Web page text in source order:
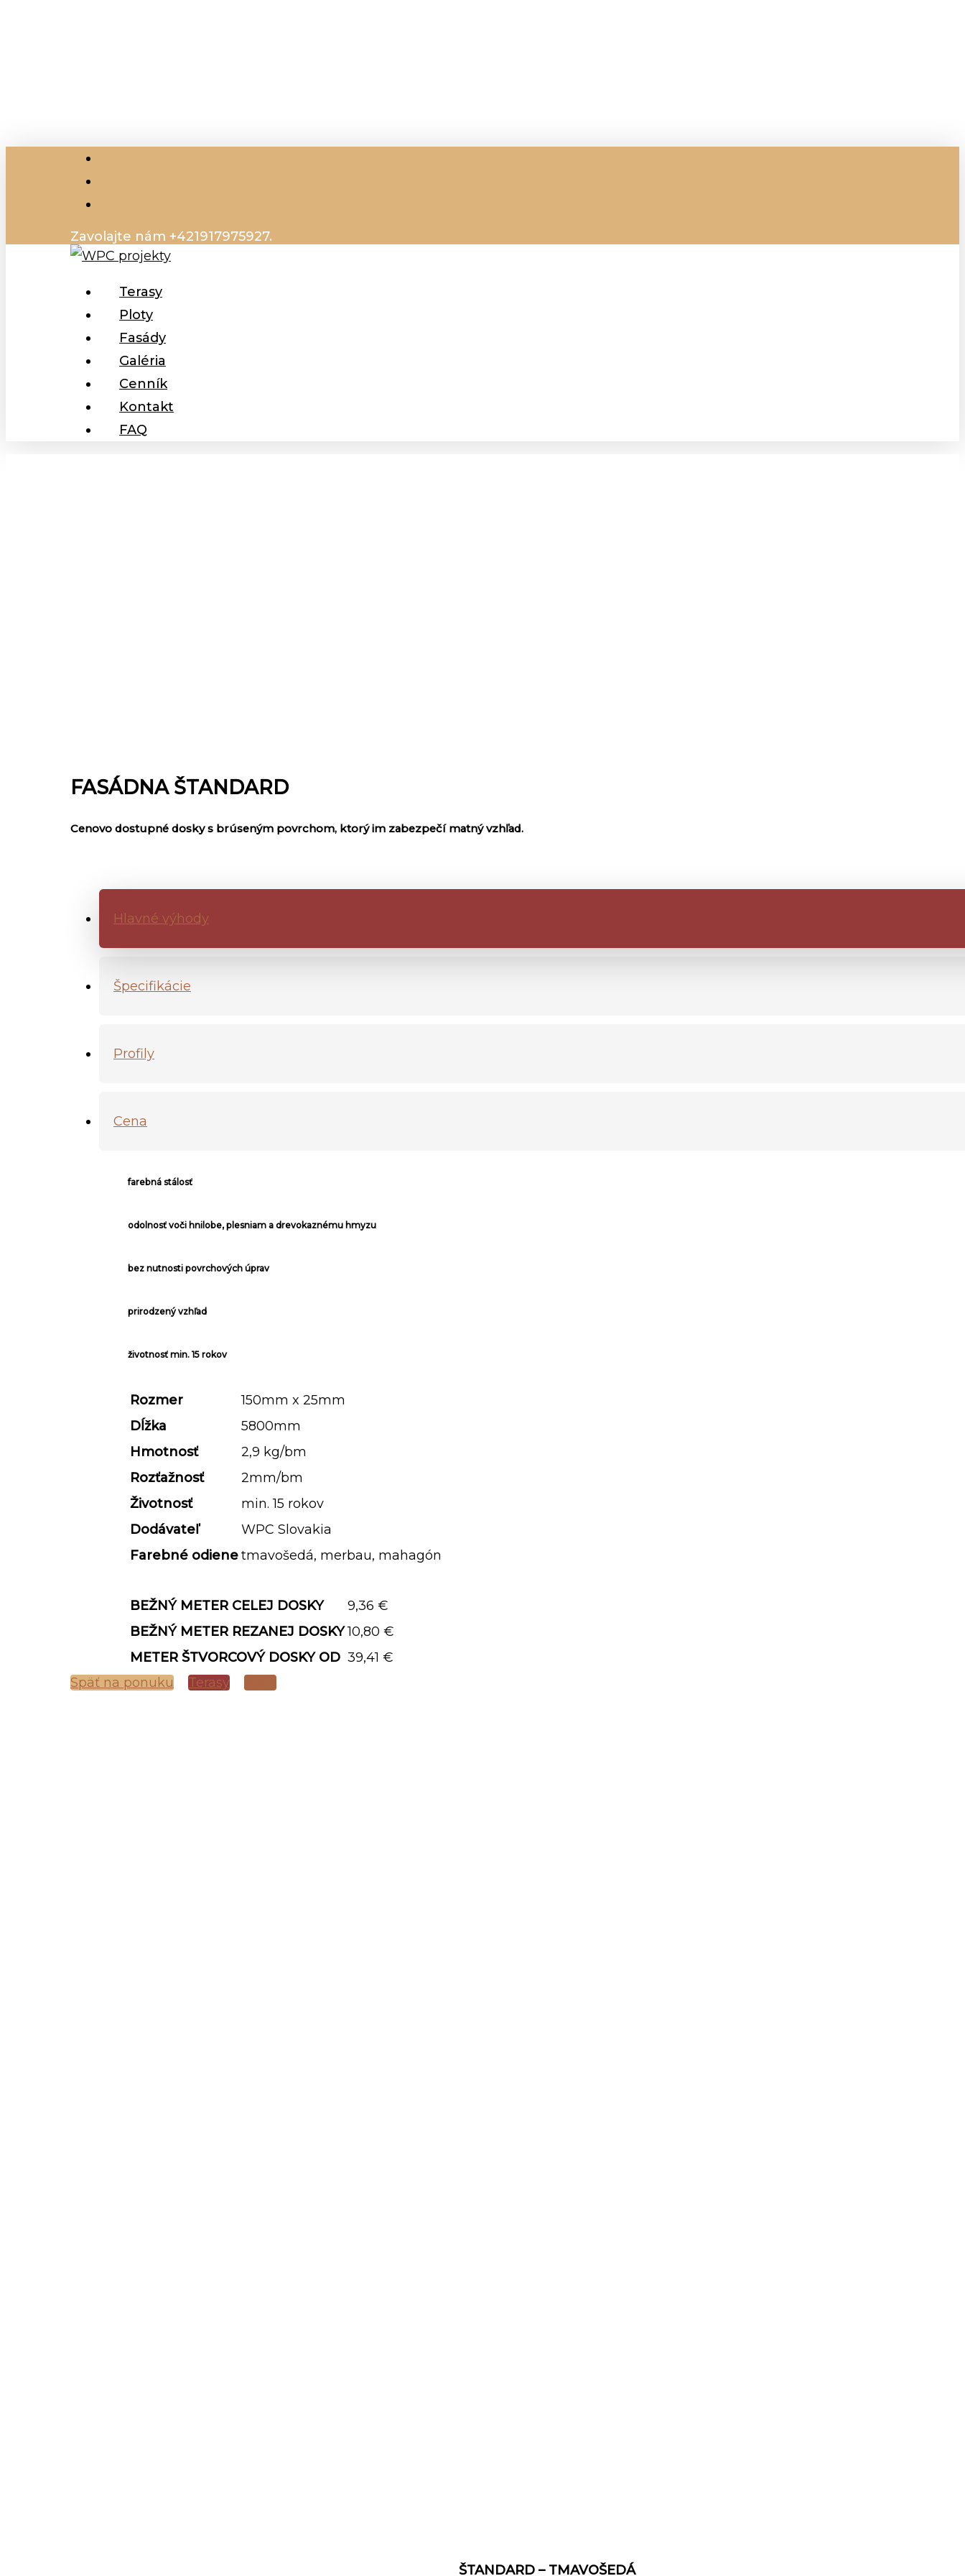
Zavolajte nám +421917975927.
Menu
Terasy
Ploty
Fasády
Galéria
Cenník
Kontakt
FAQ
FASÁDNA ŠTANDARD
Cenovo dostupné dosky s brúseným povrchom, ktorý im zabezpečí matný vzhľad.
Hlavné výhody
Špecifikácie
Profily
Cena
farebná stálosť
odolnosť voči hnilobe, plesniam a drevokaznému hmyzu
bez nutnosti povrchových úprav
prirodzený vzhľad
životnosť min. 15 rokov
Rozmer
150mm x 25mm
Dĺžka
5800mm
Hmotnosť
2,9 kg/bm
Rozťažnosť
2mm/bm
Životnosť
min. 15 rokov
Dodávateľ
WPC Slovakia
Farebné odienetmavošedá, merbau, mahagón
BEŽNÝ METER CELEJ DOSKY
9,36 €
BEŽNÝ METER REZANEJ DOSKY10,80 €
METER ŠTVORCOVÝ DOSKY OD 39,41 €
Späť na ponuku
Terasy
ŠTANDARD – TMAVOŠEDÁ